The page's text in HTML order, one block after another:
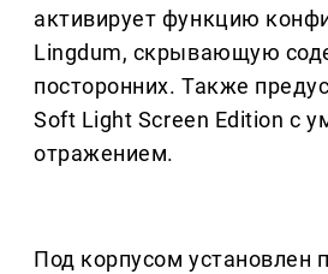
активирует функцию
Lingdum, скрывающую
посторонних. Также
Soft Light Screen Edition с
отражением.
Под корпусом установлен